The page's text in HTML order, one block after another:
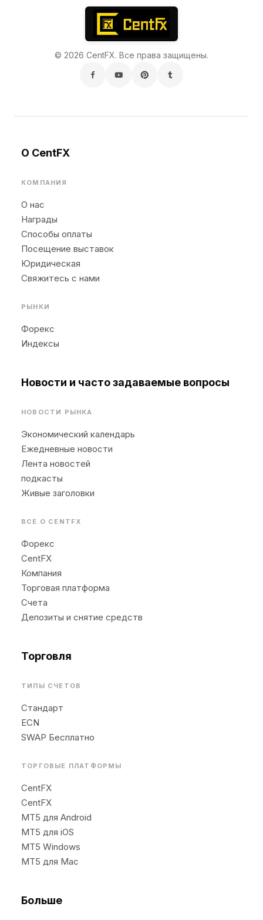
© 2026 CentFX. Все права защищены.
О CentFX
КОМПАНИЯ
О нас
Награды
Способы оплаты
Посещение выставок
Юридическая
Свяжитесь с нами
РЫНКИ
Форекс
Индексы
Новости и часто задаваемые вопросы
НОВОСТИ РЫНКА
Экономический календарь
Ежедневные новости
Лента новостей
подкасты
Живые заголовки
ВСЕ О CENTFX
Форекс
CentFX
Компания
Торговая платформа
Счета
Депозиты и снятие средств
Торговля
ТИПЫ СЧЕТОВ
Стандарт
ECN
SWAP Бесплатно
ТОРГОВЫЕ ПЛАТФОРМЫ
CentFX
CentFX
MT5 для Android
MT5 для iOS
MT5 Windows
MT5 для Mac
Больше